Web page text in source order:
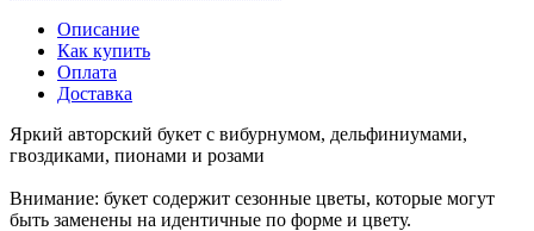
Описание
Как купить
Оплата
Доставка
Яркий авторский букет с вибурнумом, дельфиниумами,
гвоздиками, пионами и розами
Внимание: букет содержит сезонные цветы, которые могут
быть заменены на идентичные по форме и цвету.